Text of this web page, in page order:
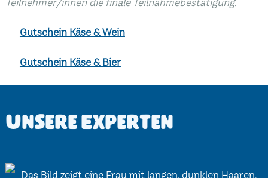
Gutschein Käse & Wein
Gutschein Käse & Bier
Unsere Experten